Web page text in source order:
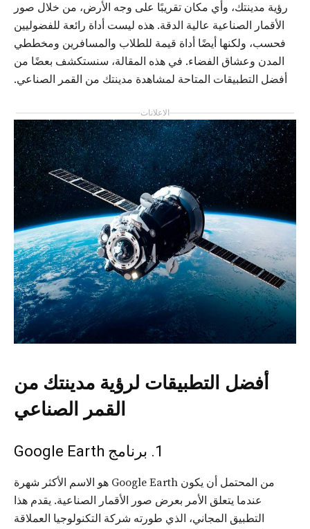
رؤية مدينتك، وأي مكان تقريبًا على وجه الأرض، من خلال صور
الأقمار الصناعية عالية الدقة. هذه ليست أداة رائعة للفضوليين
فحسب، ولكنها أيضًا أداة قيمة للطلاب والمسافرين ومخططي
المدن وعشاق الفضاء. في هذه المقالة، سنستكشف بعضًا من
أفضل التطبيقات المتاحة لمشاهدة مدينتك من القمر الصناعي.
الاعلانات
أفضل التطبيقات لرؤية مدينتك من
القمر الصناعي
1. برنامج Google Earth
من المحتمل أن يكون Google Earth هو الاسم الأكثر شهرة
عندما يتعلق الأمر بعرض صور الأقمار الصناعية. يقدم هذا
التطبيق المجاني، الذي طورته شركة التكنولوجيا العملاقة